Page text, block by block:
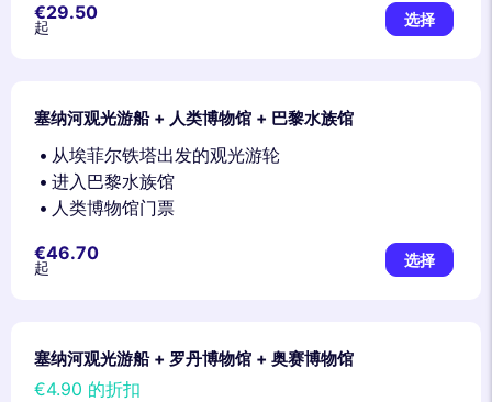
€29.50
起 选择
塞纳河观光游船 + 人类博物馆 + 巴黎水族馆
从埃菲尔铁塔出发的观光游轮
进入巴黎水族馆
人类博物馆门票
€46.70
起 选择
塞纳河观光游船 + 罗丹博物馆 + 奥赛博物馆
€4.90 的折扣